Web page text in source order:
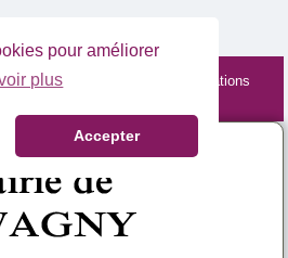
pour améliorer
plus
Accepter
Retrouvez les informations